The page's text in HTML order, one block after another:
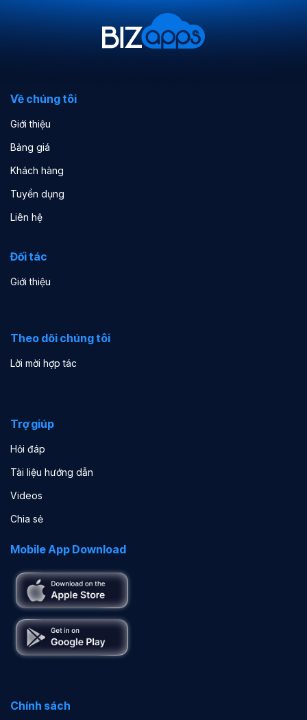
Về chúng tôi
Giới thiệu
Bảng giá
Khách hàng
Tuyển dụng
Liên hệ
Đối tác
Giới thiệu
Theo dõi chúng tôi
Lời mời hợp tác
Trợ giúp
Hỏi đáp
Tài liệu hướng dẫn
Videos
Chia sẻ
Mobile App Download
Chính sách